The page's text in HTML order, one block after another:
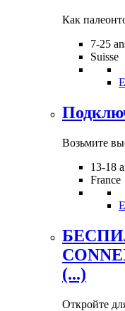
Как
7-25
Suisse
Возьмите
13-18
France
(...)
Откройте